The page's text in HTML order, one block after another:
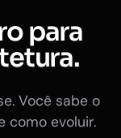
para
Você sabe o
como evoluir.